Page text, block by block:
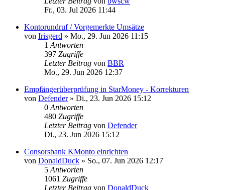
Fr., 03. Jul 2026 11:44
Kontorundruf / Vorgemerkte Umsätze
von Irisgerd » Mo., 29. Jun 2026 11:15
1 Antworten
397 Zugriffe
Letzter Beitrag von BBR
Mo., 29. Jun 2026 12:37
Empfängerüberprüfung in StarMoney - Korrekturen
von Defender» Di., 23. Jun 2026 15:12
0 Antworten
480 Zugriffe
Letzter Beitrag von Defender
Di., 23. Jun 2026 15:12
Consorsbank KMonto einrichten
von DonaldDuck » So., 07. Jun 2026 12:17
5 Antworten
1061 Zugriffe
Letzter Beitrag von DonaldDuck